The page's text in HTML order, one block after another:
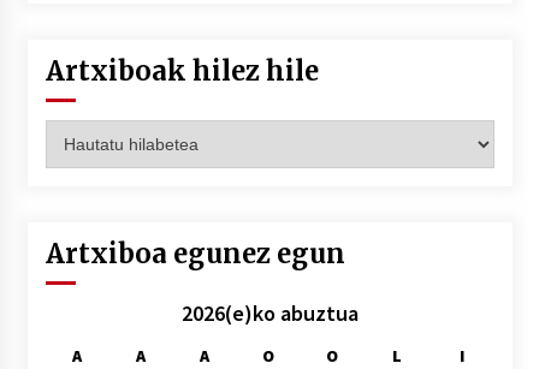
Artxiboak hilez hile
hilez
Artxiboa egunez egun
2026(e)ko abuztua
A A A O O L
I